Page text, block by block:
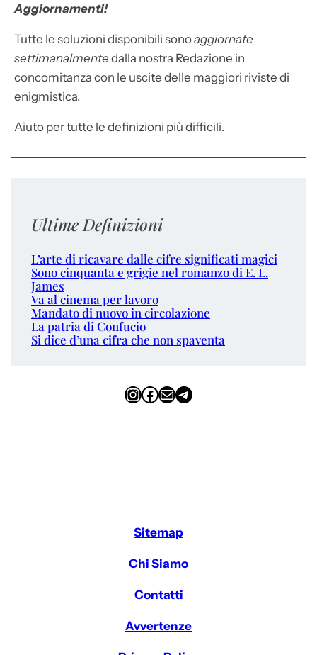
Aggiornamenti!
Tutte le soluzioni disponibili sonoaggiornate
settimanalmente dalla nostra Redazione in
concomitanza con le uscite delle maggiori riviste di
enigmistica.
Aiuto per tutte le definizioni più difficili.
Ultime Definizioni
L’arte di ricavare dalle cifre significati magici
Sono cinquanta e grigie nel romanzo di E. L.
James
Va al cinema per lavoro
Mandato di nuovo in circolazione
La patria di Confucio
Si dice d’una cifra che non spaventa
InstagramFacebook Email Telegram
Sitemap
Chi Siamo
Contatti
Avvertenze